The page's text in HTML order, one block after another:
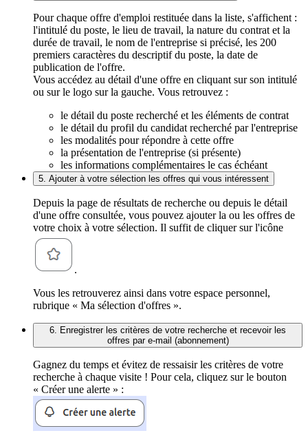
Pour chaque offre d'emploi restituée dans la liste, s'affichent :
l'intitulé du poste, le lieu de travail, la nature du contrat et la
durée de travail, le nom de l'entreprise si précisé, les 200
premiers caractères du descriptif du poste, la date de
publication de l'offre.
Vous accédez au détail d'une offre en cliquant sur son intitulé
ou sur le logo sur la gauche. Vous retrouvez :
le détail du poste recherché et les éléments de contrat
le détail du profil du candidat recherché par l'entreprise
les modalités pour répondre à cette offre
la présentation de l'entreprise (si présente)
les informations complémentaires le cas échéant
5. Ajouter à votre sélection les offres qui vous intéressent
Depuis la page de résultats de recherche ou depuis le détail
d'une offre consultée, vous pouvez ajouter la ou les offres de
votre choix à votre sélection. Il suffit de cliquer sur l'icône
.
Vous les retrouverez ainsi dans votre espace personnel,
rubrique « Ma sélection d'offres ».
6. Enregistrer les critères de votre recherche et recevoir les
offres par e-mail (abonnement)
Gagnez du temps et évitez de ressaisir les critères de votre
recherche à chaque visite ! Pour cela, cliquez sur le bouton
« Créer une alerte » :